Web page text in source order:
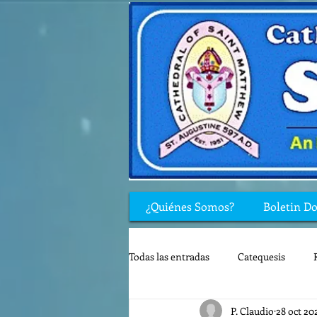
¿Quiénes Somos? Boletin
Todas las entradas Catequesis
Rincón de los niños Biblia
P. Claudio 28 oct